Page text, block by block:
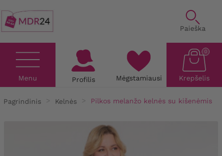
Paieška
Menu Profilis Mėgstamiausi Krepšelis
0
Pagrindinis Kelnės Pilkos melanžo kelnės su kišenėmis